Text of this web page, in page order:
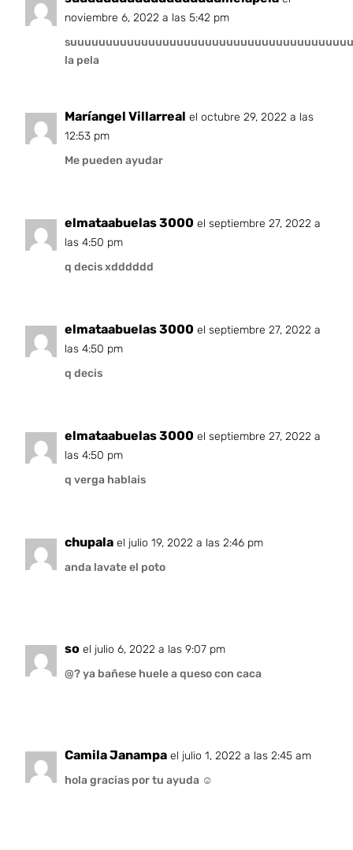
noviembre 6, 2022 a las 5:42 pm
la pela
Maríangel Villarreal el octubre 29, 2022 a las
12:53 pm
Me pueden ayudar
elmataabuelas 3000 el septiembre 27, 2022 a
las 4:50 pm
q decis xdddddd
elmataabuelas 3000 el septiembre 27, 2022 a
las 4:50 pm
q decis
elmataabuelas 3000 el septiembre 27, 2022 a
las 4:50 pm
q verga hablais
chupala el julio 19, 2022 a las 2:46 pm
anda lavate el poto
so el julio 6, 2022 a las 9:07 pm
@? ya bañese huele a queso con caca
Camila Janampa el julio 1, 2022 a las 2:45 am
hola gracias por tu ayuda ☺️